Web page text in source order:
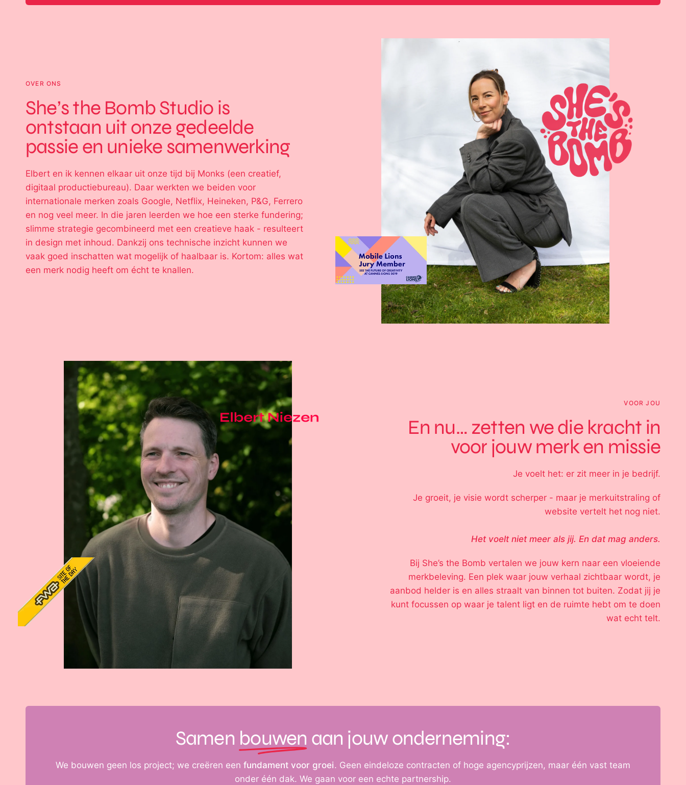
OVER ONS
She’s the Bomb Studio is
ontstaan uit onze gedeelde
passie en unieke samenwerking
Elbert en ik kennen elkaar uit onze tijd bij Monks (een creatief,
digitaal productie­bureau). Daar werkten we beiden voor
internationale merken zoals Google, Netflix, Heineken, P&G, Ferrero
en nog veel meer. In die jaren leerden we hoe een sterke fundering;
slimme strategie gecombineerd met een creatieve haak - resulteert
in design met inhoud. Dankzij ons technische inzicht kunnen we
vaak goed inschatten wat mogelijk of haalbaar is. Kortom: alles wat
een merk nodig heeft om écht te knallen.
VOOR JOU
En nu… zetten we die kracht in
voor jouw merk en missie
Je voelt het: er zit meer in je bedrijf.
Je groeit, je visie wordt scherper - maar je merkuitstraling of
website vertelt het nog niet.
Het voelt niet meer als jij. En dat mag anders.
Bij She’s the Bomb vertalen we jouw kern naar een vloeiende
merkbeleving. Een plek waar jouw verhaal zichtbaar wordt, je
aanbod helder is en alles straalt van binnen tot buiten. Zodat jij je
kunt focussen op waar je talent ligt en de ruimte hebt om te doen
wat echt telt.
Samen bouwen aan jouw onderneming:
We bouwen geen los project; we creëren eenfundament voor groei. Geen eindeloze contracten of hoge agencyprijzen, maar één vast team
onder één dak. We gaan voor een echte partnership.